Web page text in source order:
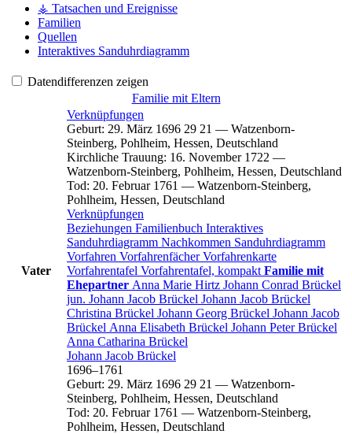
⚶ Tatsachen und Ereignisse
Familien
Quellen
Interaktives Sanduhrdiagramm
Datendifferenzen zeigen
Familie mit Eltern
Vater
Verknüpfungen
Geburt: 29. März 1696 29 21 — Watzenborn-
Steinberg, Pohlheim, Hessen, Deutschland
Kirchliche Trauung: 16. November 1722 —
Watzenborn-Steinberg, Pohlheim, Hessen, Deutschland
Tod: 20. Februar 1761 — Watzenborn-Steinberg,
Pohlheim, Hessen, Deutschland
Verknüpfungen
Beziehungen Familienbuch Interaktives
Sanduhrdiagramm Nachkommen Sanduhrdiagramm
Vorfahren VorfahrenfächerVorfahrenkarte
Vorfahrentafel Vorfahrentafel, kompakt Familie mit
Ehepartner Anna Marie Hirtz Johann Conrad Brückel
jun. Johann Jacob Brückel Johann Jacob Brückel
Christina Brückel Johann Georg Brückel Johann Jacob
Brückel Anna Elisabeth Brückel Johann PeterBrückel
Anna Catharina Brückel
Johann Jacob Brückel
1696–1761
Geburt: 29. März 1696 29 21 — Watzenborn-
Steinberg, Pohlheim, Hessen, Deutschland
Tod: 20. Februar 1761 — Watzenborn-Steinberg,
Pohlheim, Hessen, Deutschland